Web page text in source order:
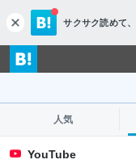
c
l
o
s
サクサク読めて、
人気
YouTube